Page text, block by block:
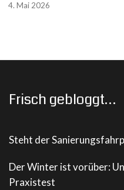
4. Mai 2026
Frisch gebloggt…
Steht der
Der Winter ist vorüber:
Praxistest